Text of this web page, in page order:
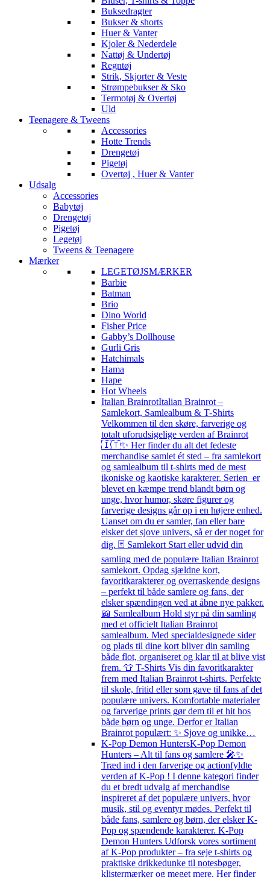
Buksedragter
Bukser & shorts
Huer & Vanter
Kjoler & Nederdele
Nattøj & Undertøj
Regntøj
Strik, Skjorter & Veste
Strømpebukser & Sko
Termotøj & Overtøj
Uld
Teenagere & Tweens
Accessories
Hotte Trends
Drengetøj
Pigetøj
Overtøj , Huer & Vanter
Udsalg
Accessories
Babytøj
Drengetøj
Pigetøj
Legetøj
Tweens & Teenagere
Mærker
LEGETØJSMÆRKER
Barbie
Batman
Brio
Dino World
Fisher Price
Gabby’s Dollhouse
Gurli Gris
Hatchimals
Hama
Hape
Hot Wheels
Italian BrainrotItalian Brainrot –
Samlekort, Samlealbum & T-Shirts
Velkommen til den skøre, farverige og
totalt uforudsigelige verden af Brainrot
🇮🇹✨ Her finder du alt det fedeste
merchandise samlet ét sted – fra samlekort
og samlealbum til t-shirts med de mest
ikoniske og kaotiske karakterer. Serien er
blevet en kæmpe trend blandt børn og
unge, hvor humor, skøre figurer og
farverige designs går op i en højere enhed.
Uanset om du er samler, fan eller bare
elsker det sjove univers, så er der noget for
dig. 🃏 Samlekort Start eller udvid din
samling med de populære Italian Brainrot
samlekort. Opdag sjældne kort,
favoritkarakterer og overraskende designs
– perfekt til både samlere og fans, der
elsker spændingen ved at åbne nye pakker.
📖 Samlealbum Hold styr på din samling
med et officielt Italian Brainrot
samlealbum. Med specialdesignede sider
og plads til dine kort bliver din samling
både flot, organiseret og klar til at blive vist
frem. 👕 T-Shirts Vis din favoritkarakter
frem med Italian Brainrot t-shirts. Perfekte
til skole, fritid eller som gave til fans af det
populære univers. Komfortable materialer
og farverige prints gør dem til et hit hos
både børn og unge. Derfor er Italian
Brainrot populært: ✨ Sjove og unikke…
K-Pop Demon HuntersK-Pop Demon
Hunters – Alt til fans og samlere 🎤✨
Træd ind i den farverige og actionfyldte
verden af K-Pop ! I denne kategori finder
du et bredt udvalg af merchandise
inspireret af det populære univers, hvor
musik, stil og eventyr mødes. Perfekt til
både fans, samlere og børn, der elsker K-
Pop og spændende karakterer. K-Pop
Demon Hunters Udforsk vores sortiment
af K-Pop produkter – fra seje t-shirts og
praktiske drikkedunke til notesbøger,
klistermærker og meget mere. Her finder